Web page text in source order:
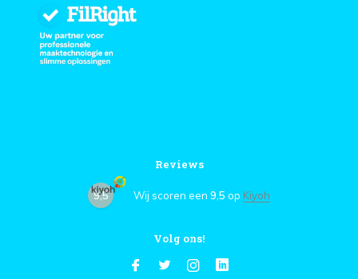
Reviews
9,5 Wij scoren een 9,5 op Kiyoh
Volg ons!